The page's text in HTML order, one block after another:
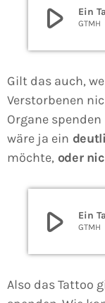
play_arrow Ein
GTMH
Gilt das auch,
Verstorbenen
Organe
wäre ja ein
möchte, oder
play_arrow Ein
GTMH
Also das Tattoo